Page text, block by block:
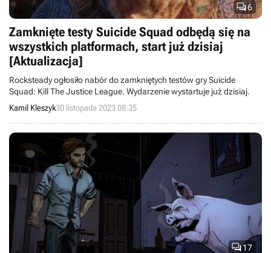
6
Zamknięte testy Suicide Squad odbędą się na
wszystkich platformach, start już dzisiaj
[Aktualizacja]
Rocksteady ogłosiło nabór do zamkniętych testów gry Suicide
Squad: Kill The Justice League. Wydarzenie wystartuje już dzisiaj.
Kamil Kleszyk30 listopada 2023 08:35
17